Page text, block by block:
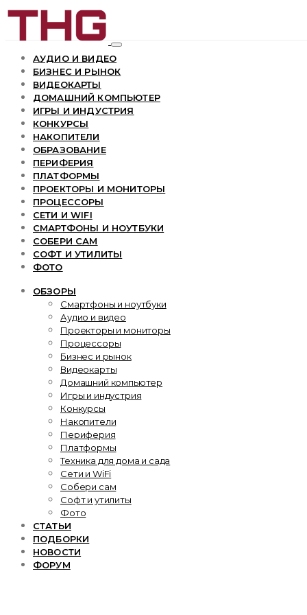
АУДИО И ВИДЕО
БИЗНЕС И РЫНОК
ВИДЕОКАРТЫ
ДОМАШНИЙ КОМПЬЮТЕР
ИГРЫ И ИНДУСТРИЯ
КОНКУРСЫ
НАКОПИТЕЛИ
ОБРАЗОВАНИЕ
ПЕРИФЕРИЯ
ПЛАТФОРМЫ
ПРОЕКТОРЫ И МОНИТОРЫ
ПРОЦЕССОРЫ
СЕТИ И WIFI
СМАРТФОНЫ И НОУТБУКИ
СОБЕРИ САМ
СОФТ И УТИЛИТЫ
ФОТО
ОБЗОРЫ
Смартфоны и ноутбуки
Аудио и видео
Проекторы и мониторы
Процессоры
Бизнес и рынок
Видеокарты
Домашний компьютер
Игры и индустрия
Конкурсы
Накопители
Периферия
Платформы
Техника для дома и сада
Сети и WiFi
Собери сам
Софт и утилиты
Фото
СТАТЬИ
ПОДБОРКИ
НОВОСТИ
ФОРУМ